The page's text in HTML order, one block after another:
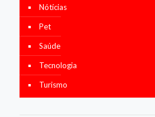
Nótícias
Pet
Saúde
Tecnologia
Turismo